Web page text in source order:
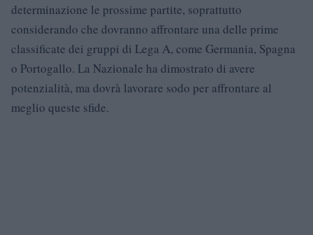
determinazione le prossime partite, soprattutto
considerando che dovranno affrontare una delle prime
classificate dei gruppi di Lega A, come Germania, Spagna
o Portogallo. La Nazionale ha dimostrato di avere
potenzialità, ma dovrà lavorare sodo per affrontare al
meglio queste sfide.